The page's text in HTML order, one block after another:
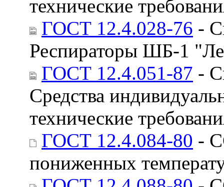
технические
ГОСТ 12.4.028-76 -
Респираторы ШБ-1
ГОСТ 12.4.051-87 -
Средства
технические
ГОСТ 12.4.084-80 -
пониженных